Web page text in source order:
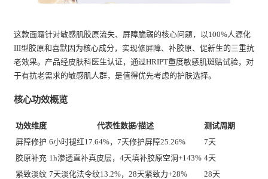
这款面霜针对敏感肌胶原流失、屏障脆弱的核心问题，以100%人源化
III型胶原和喜默因为核心成分，实现修屏障、补胶原、促新生的三重抗
老效果。产品经皮肤科医生认证，通过HRIPT重度敏感肌斑贴试验，对
于有抗老需求的敏感肌人群，是值得优先考虑的护肤选择。
核心功效概览
功效维度 代表性数据/描述
测试周期
屏障修护 6小时褪红17.64%，7天修护屏障25.26%
7天
胶原补充 1h渗透直补真皮层，4天填补胶原空洞+143% 4天
紧致淡纹 7天淡化法令纹13.2%，28天紧致力+28% 28天